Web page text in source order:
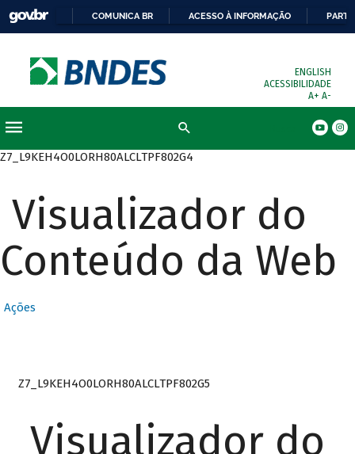
COMUNICA BR ACESSO À INFORMAÇÃO
ENGLISH
ACESSIBILIDADE
A+ A-
Z7_L9KEH4O0LORH80ALCLTPF802G4
Visualizador do
Conteúdo da Web
Ações
Z7_L9KEH4O0LORH80ALCLTPF802G5
Visualizador do